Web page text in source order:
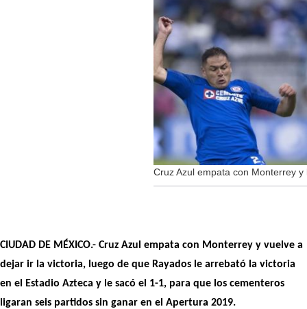
Cruz Azul empata con Monterrey
CIUDAD DE MÉXICO.- Cruz Azul empata con Monterrey y vuelve a
dejar ir la victoria, luego de que Rayados le arrebató la victoria
en el Estadio Azteca y le sacó el 1-1, para que los cementeros
ligaran seis partidos sin ganar en el Apertura 2019.